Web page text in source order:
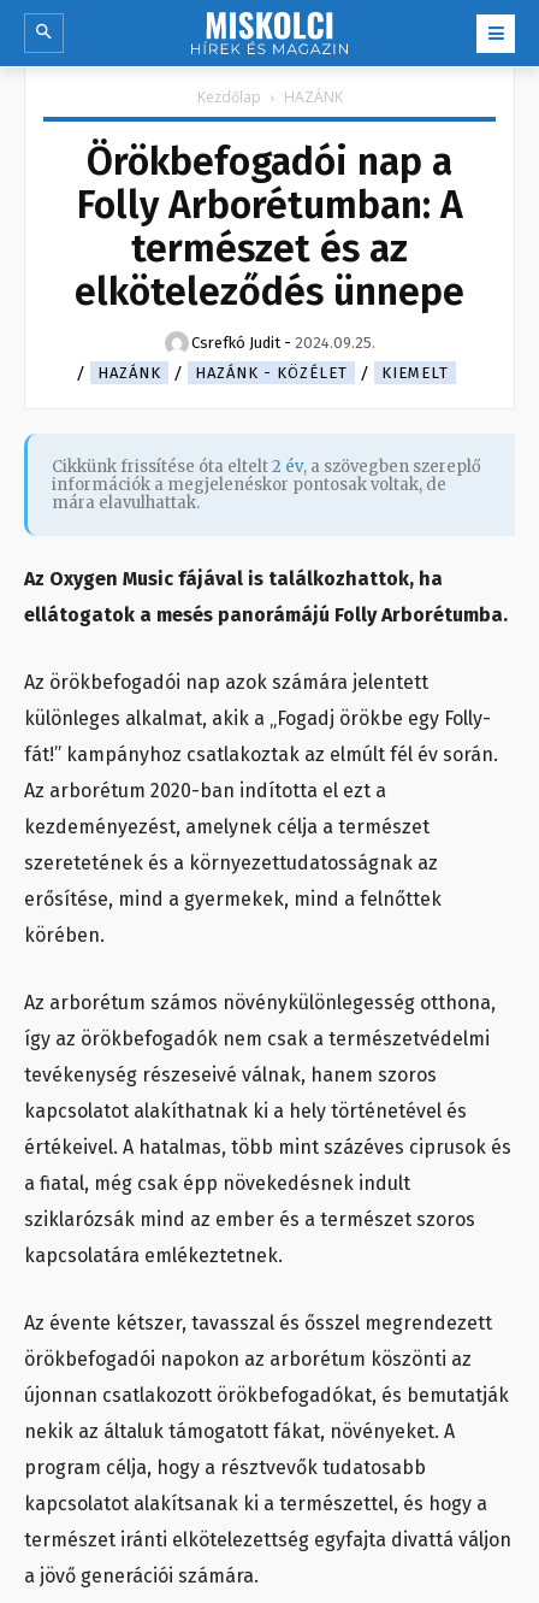
Kezdőlap HAZÁNK
Örökbefogadói nap a
Folly Arborétumban: A
természet és az
elköteleződés ünnepe
Csrefkó Judit - 2024.09.25.
HAZÁNK
HAZÁNK - KÖZÉLET KIEMELT
Cikkünk frissítése óta eltelt2 év, a szövegben szereplő
információk a megjelenéskor pontosak voltak, de
mára elavulhattak.
Az Oxygen Music fájával is találkozhattok, ha
ellátogatok a mesés panorámájú Folly Arborétumba.
Az örökbefogadói nap azok számára jelentett
különleges alkalmat, akik a „Fogadj örökbe egy Folly-
fát!” kampányhoz csatlakoztak az elmúlt fél év során.
Az arborétum 2020-ban indította el ezt a
kezdeményezést, amelynek célja a természet
szeretetének és a környezettudatosságnak az
erősítése, mind a gyermekek, mind a felnőttek
körében.
Az arborétum számos növénykülönlegesség otthona,
így az örökbefogadók nem csak a természetvédelmi
tevékenység részeseivé válnak, hanem szoros
kapcsolatot alakíthatnak ki a hely történetével és
értékeivel. A hatalmas, több mint százéves ciprusok és
a fiatal, még csak épp növekedésnek indult
sziklarózsák mind az ember és a természet szoros
kapcsolatára emlékeztetnek.
Az évente kétszer, tavasszal és ősszel megrendezett
örökbefogadói napokon az arborétum köszönti az
újonnan csatlakozott örökbefogadókat, és bemutatják
nekik az általuk támogatott fákat, növényeket. A
program célja, hogy a résztvevők tudatosabb
kapcsolatot alakítsanak ki a természettel, és hogy a
természet iránti elkötelezettség egyfajta divattá váljon
a jövő generációi számára.